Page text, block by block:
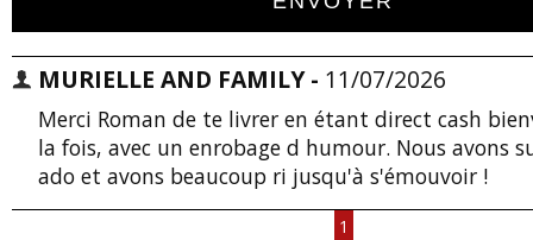
MURIELLE AND FAMILY - 11/07/2026
Merci Roman de te livrer en étant direct cash
la fois, avec un enrobage d humour. Nous avons
ado et avons beaucoup ri jusqu'à s'émouvoir !
1